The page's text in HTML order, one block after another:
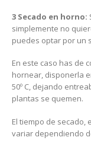
3 Secado en horno:
simplemente no
puedes optar por un
En este caso has de
hornear, disponerla
50º C, dejando
plantas se quemen.
El tiempo de secado,
variar dependiendo